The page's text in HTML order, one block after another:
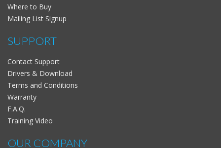
Where to Buy
Mailing List Signup
SUPPORT
Contact Support
Drivers & Download
Terms and Conditions
Warranty
F.A.Q.
Training Video
OUR COMPANY